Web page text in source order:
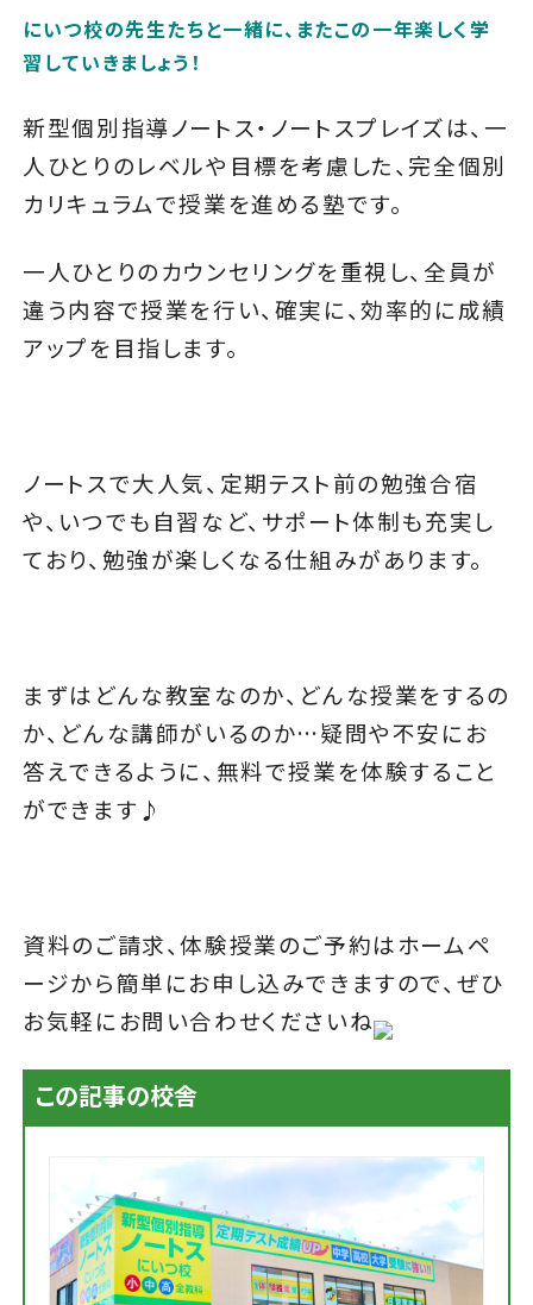
にいつ校の先生たちと一緒に、またこの一年楽しく学
習していきましょう！
新型個別指導ノートス・ノートスプレイズは、一
人ひとりのレベルや目標を考慮した、完全個別
カリキュラムで授業を進める塾です。
一人ひとりのカウンセリングを重視し、全員が
違う内容で授業を行い、確実に、効率的に成績
アップを目指します。
ノートスで大人気、定期テスト前の勉強合宿
や、いつでも自習など、サポート体制も充実し
ており、勉強が楽しくなる仕組みがあります。
まずはどんな教室なのか、どんな授業をするの
か、どんな講師がいるのか…疑問や不安にお
答えできるように、無料で授業を体験すること
ができます♪
資料のご請求、体験授業のご予約はホームペ
ージから簡単にお申し込みできますので、ぜひ
お気軽にお問い合わせくださいね
この記事の校舎